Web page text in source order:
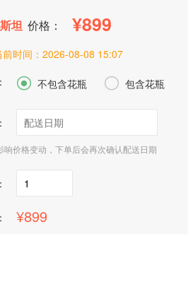
坦 价格： 899
时间： 2026-08-08 15:07
 不包含花瓶  包含花瓶
响价格变动，下单后会再次确认配送日期
899